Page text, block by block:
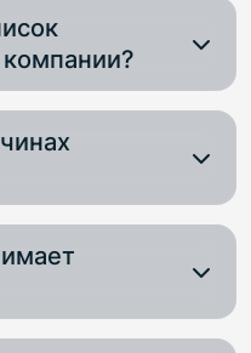
и указывает
отклонение,